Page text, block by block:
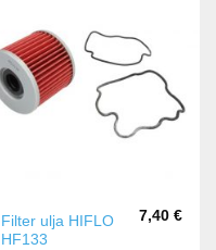
Filter ulja HIFLO
HF133
7,40 €